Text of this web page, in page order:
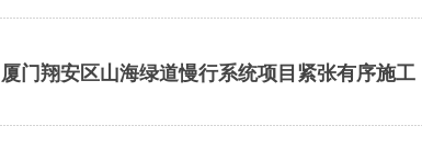
厦门翔安区山海绿道慢行系统项目紧张有序施工